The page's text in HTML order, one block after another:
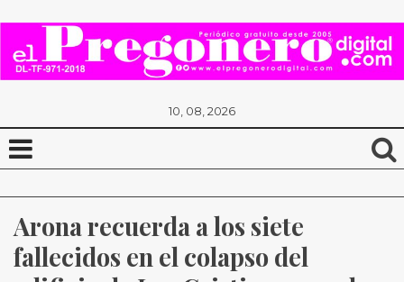
10, 08, 2026
Arona recuerda a los siete
fallecidos en el colapso del